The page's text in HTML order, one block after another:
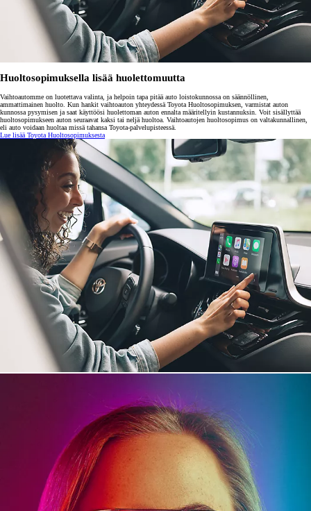
Huoltosopimuksella lisää huolettomuutta
Vaihtoautomme on luotettava valinta, ja helpoin tapa pitää auto loistokunnossa on säännöllinen,
ammattimainen huolto. Kun hankit vaihtoauton yhteydessä Toyota Huoltosopimuksen, varmistat auton
kunnossa pysymisen ja saat käyttöösi huolettoman auton ennalta määritellyin kustannuksin. Voit sisällyttää
huoltosopimukseen auton seuraavat kaksi tai neljä huoltoa. Vaihtoautojen huoltosopimus on valtakunnallinen,
eli auto voidaan huoltaa missä tahansa Toyota-palvelupisteessä.
Lue lisää Toyota Huoltosopimuksesta